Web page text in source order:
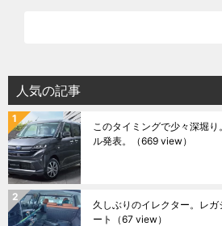
人気の記事
このタイミングで少々深堀
ル発表。
（669 view）
久しぶりのイレクター。レ
ート
（67 view）